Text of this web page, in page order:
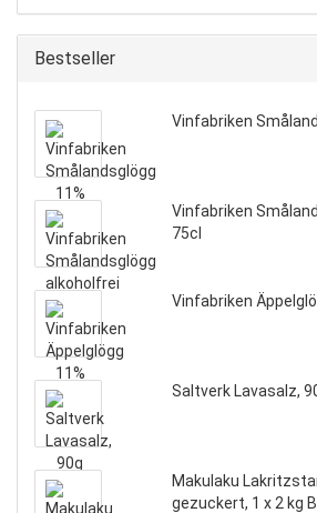
Bestseller
Vinfabriken
Vinfabriken
75cl
Vinfabriken
Saltverk Lavasalz,
Makulaku
gezuckert, 1 x 2 kg